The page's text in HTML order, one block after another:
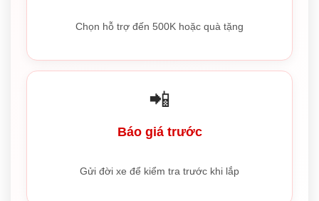
Chọn hỗ trợ đến 500K hoặc quà tặng
📲
Báo giá trước
Gửi đời xe để kiểm tra trước khi lắp